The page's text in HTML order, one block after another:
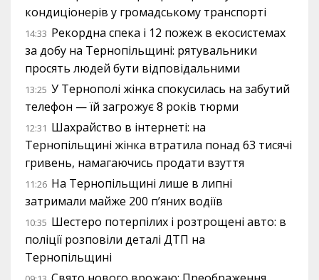
кондиціонерів у громадському транспорті
14:33 Рекордна спека і 12 пожеж в екосистемах
за добу на Тернопільщині: рятувальники
просять людей бути відповідальними
13:25 У Тернополі жінка спокусилась на забутий
телефон — їй загрожує 8 років тюрми
12:31 Шахрайство в інтернеті: на
Тернопільщині жінка втратила понад 63 тисячі
гривень, намагаючись продати взуття
11:26 На Тернопільщині лише в липні
затримали майже 200 п’яних водіїв
10:35 Шестеро потерпілих і розтрощені авто: в
поліції розповіли деталі ДТП на
Тернопільщині